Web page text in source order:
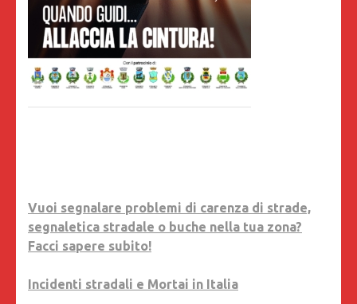
Vuoi segnalare problemi di carenza di strade,
segnaletica stradale o buche nella tua zona?
Facci sapere subito!
Incidenti stradali e Mortai in Italia